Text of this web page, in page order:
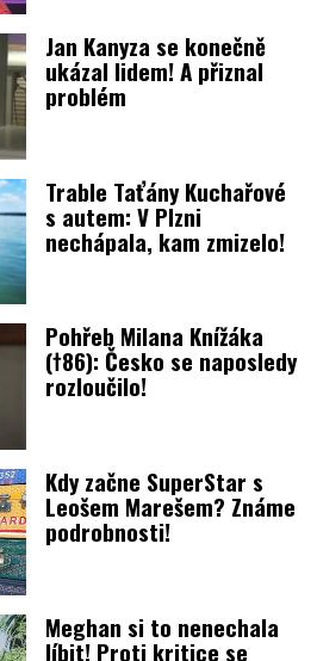
Jan Kanyza se konečně
ukázal lidem! A přiznal
problém
Trable Taťány Kuchařové
s autem: V Plzni
nechápala, kam zmizelo!
Pohřeb Milana Knížáka
(†86): Česko se naposledy
rozloučilo!
Kdy začne SuperStar s
Leošem Marešem? Známe
podrobnosti!
Meghan si to nenechala
líbit! Proti kritice se